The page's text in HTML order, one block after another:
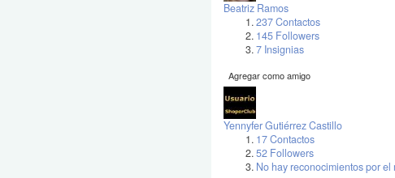
Beatriz Ramos
237 Contactos
145 Followers
7 Insignias
Agregar como amigo
Yennyfer Gutiérrez Castillo
17 Contactos
52 Followers
No hay reconocimientos por el